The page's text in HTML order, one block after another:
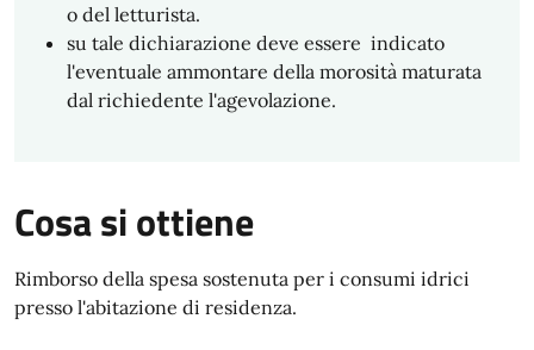
o del letturista.
su tale dichiarazione deve essere indicato
l'eventuale ammontare della morosità maturata
dal richiedente l'agevolazione.
Cosa si ottiene
Rimborso della spesa sostenuta per i consumi idrici
presso l'abitazione di residenza.